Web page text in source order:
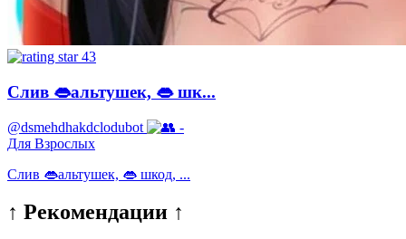
43
Слив 👄альтушек, 👄 шк...
@dsmehdhakdclodubot
-
Для Взрослых
Слив 👄альтушек, 👄 шкод, ...
↑ Рекомендации ↑